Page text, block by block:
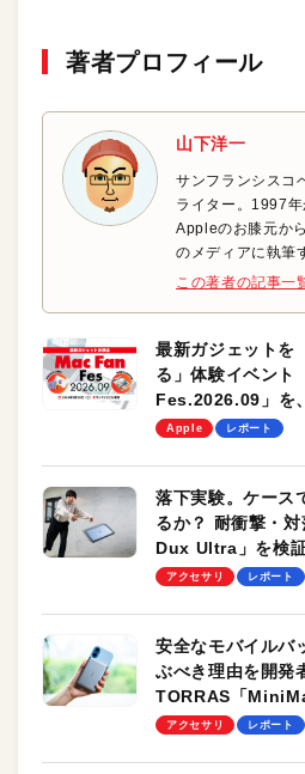
著者プロフィール
山下洋一
サンフランシスコ
ライター。1997
Appleのお膝元か
のメディアに執筆
この著者の記事一
最新ガジェットを
る」体験イベント
Fes.2026.09」を
します！
Apple レポート
落下実験。ケー
るか？ 耐衝撃・
Dux Ultra」を検
のモバイルユース
アクセサリ レポート
安全なモバイルバ
ぶべき理由を開発
TORRAS「
ーも
アクセサリ レポート